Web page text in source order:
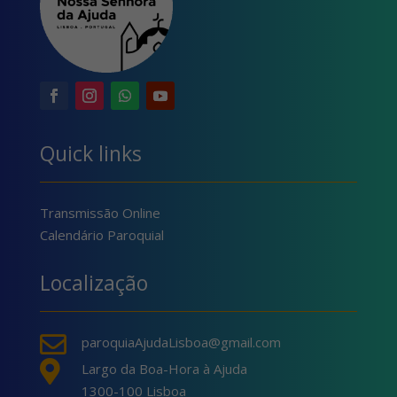
Quick links
Transmissão Online
Calendário Paroquial
Localização
 paroquiaAjudaLisboa@gmail.com

Largo da Boa-Hora à Ajuda
1300-100 Lisboa